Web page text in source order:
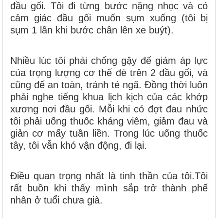
đầu gối. Tôi đi từng bước nặng nhọc và có
cảm giác đầu gối muốn sụm xuống (tôi bị
sụm 1 lần khi bước chân lên xe buýt).
Nhiều lúc tôi phải chống gậy để giảm áp lực
của trọng lượng cơ thể đè trên 2 đầu gối, và
cũng để an toàn, tránh té ngã. Đồng thời luôn
phải nghe tiếng khua lịch kịch của các khớp
xương nơi đầu gối. Mỗi khi có đợt đau nhức
tôi phải uống thuốc kháng viêm, giảm đau và
giản cơ mấy tuần liền. Trong lúc uống thuốc
tây, tôi vẫn khó vận động, đi lại.
Điều quan trọng nhất là tinh thần của tôi.Tôi
rất buồn khi thấy mình sắp trở thành phế
nhân ở tuổi chưa già.